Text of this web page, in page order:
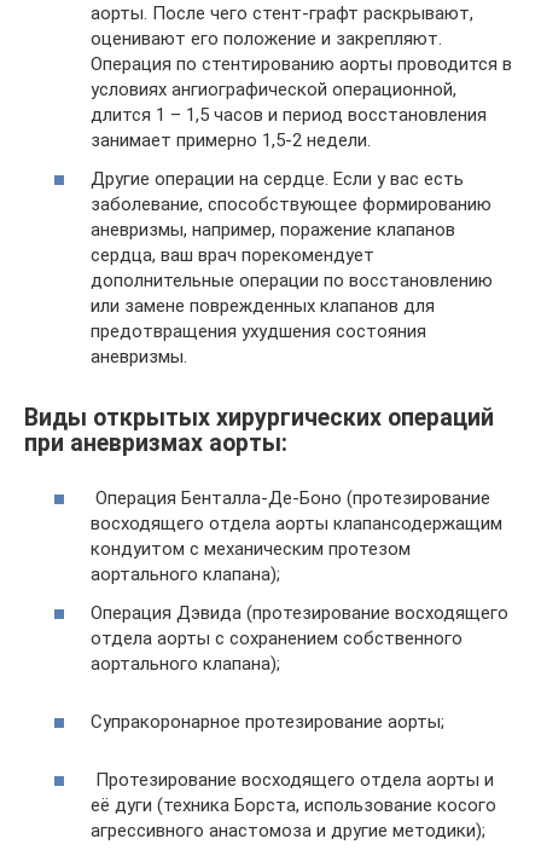
аорты. После чего стент-графт раскрывают,
оценивают его положение и закрепляют.
Операция по стентированию аорты проводится в
условиях ангиографической операционной,
длится 1 – 1,5 часов и период восстановления
занимает примерно 1,5-2 недели.
Другие операции на сердце. Если у вас есть
заболевание, способствующее формированию
аневризмы, например, поражение клапанов
сердца, ваш врач порекомендует
дополнительные операции по восстановлению
или замене поврежденных клапанов для
предотвращения ухудшения состояния
аневризмы.
Виды открытых хирургических операций
при аневризмах аорты:
Операция Бенталла-Де-Боно (протезирование
восходящего отдела аорты клапансодержащим
кондуитом с механическим протезом
аортального клапана);
Операция Дэвида (протезирование восходящего
отдела аорты с сохранением собственного
аортального клапана);
Супракоронарное протезирование аорты;
Протезирование восходящего отдела аорты и
её дуги (техника Борста, использование косого
агрессивного анастомоза и другие методики);